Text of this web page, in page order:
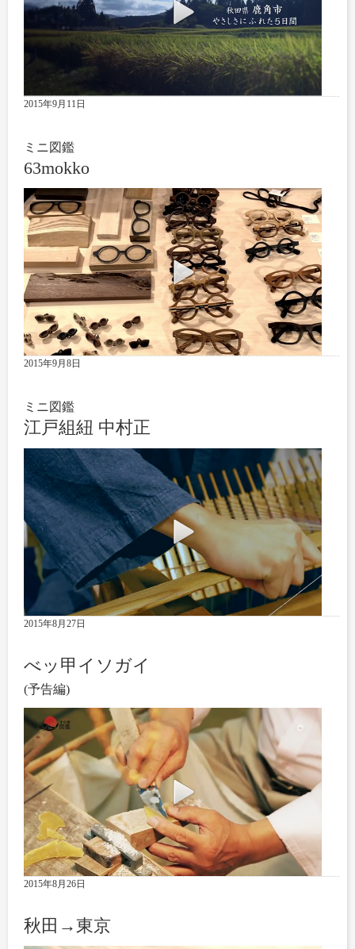
2015年9月11日
ミニ図鑑
63mokko
2015年9月8日
ミニ図鑑
江戸組紐 中村正
2015年8月27日
べッ甲イソガイ
(予告編)
2015年8月26日
秋田→東京